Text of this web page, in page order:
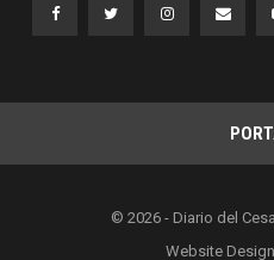
© 2026 - Diario del
Website